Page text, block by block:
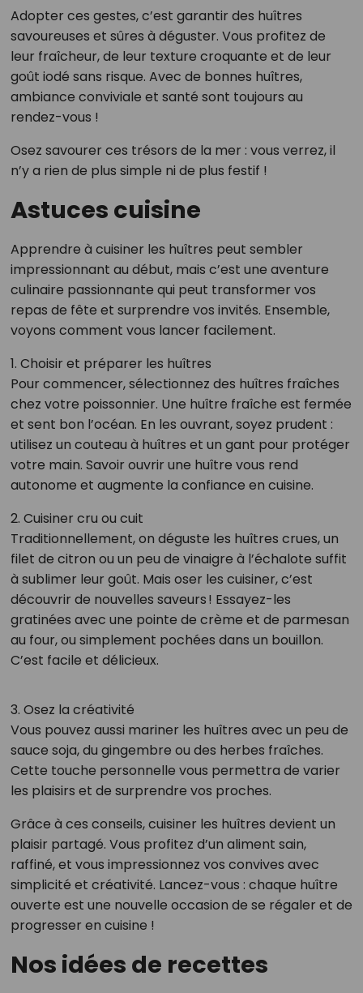
Adopter ces gestes, c’est garantir des huîtres
savoureuses et sûres à déguster. Vous profitez de
leur fraîcheur, de leur texture croquante et de leur
goût iodé sans risque. Avec de bonnes huîtres,
ambiance conviviale et santé sont toujours au
rendez-vous !
Osez savourer ces trésors de la mer : vous verrez, il
n’y a rien de plus simple ni de plus festif !
Astuces cuisine
Apprendre à cuisiner les huîtres peut sembler
impressionnant au début, mais c’est une aventure
culinaire passionnante qui peut transformer vos
repas de fête et surprendre vos invités. Ensemble,
voyons comment vous lancer facilement.
1. Choisir et préparer les huîtres
Pour commencer, sélectionnez des huîtres fraîches
chez votre poissonnier. Une huître fraîche est fermée
et sent bon l’océan. En les ouvrant, soyez prudent :
utilisez un couteau à huîtres et un gant pour protéger
votre main. Savoir ouvrir une huître vous rend
autonome et augmente la confiance en cuisine.
2. Cuisiner cru ou cuit
Traditionnellement, on déguste les huîtres crues, un
filet de citron ou un peu de vinaigre à l’échalote suffit
à sublimer leur goût. Mais oser les cuisiner, c’est
découvrir de nouvelles saveurs ! Essayez-les
gratinées avec une pointe de crème et de parmesan
au four, ou simplement pochées dans un bouillon.
C’est facile et délicieux.
3. Osez la créativité
Vous pouvez aussi mariner les huîtres avec un peu de
sauce soja, du gingembre ou des herbes fraîches.
Cette touche personnelle vous permettra de varier
les plaisirs et de surprendre vos proches.
Grâce à ces conseils, cuisiner les huîtres devient un
plaisir partagé. Vous profitez d’un aliment sain,
raffiné, et vous impressionnez vos convives avec
simplicité et créativité. Lancez-vous : chaque huître
ouverte est une nouvelle occasion de se régaler et de
progresser en cuisine !
Nos idées de recettes